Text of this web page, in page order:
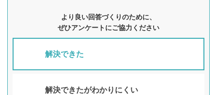
より良い回答づくりのために、
ぜひアンケートにご協力ください
解決できた
解決できたがわかりにくい